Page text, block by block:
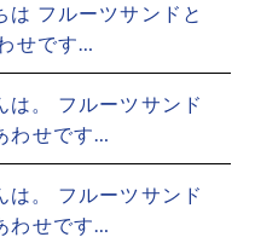
フルーツサンドと
せです…
。 フルーツサンド
わせです…
。 フルーツサンド
わせです…